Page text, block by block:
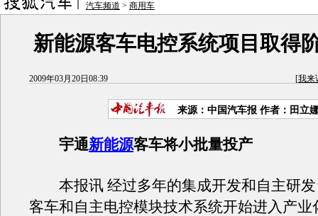
汽车频道 > 商用车
新能源客车电控系统项目取得
2009年03月20日08:39 [我来
来源： 中国汽车报 作者：田立
宇通新能源客车将小批量投产
本报讯 经过多年的集成开发和自主研发
客车和自主电控模块技术系统开始进入产业